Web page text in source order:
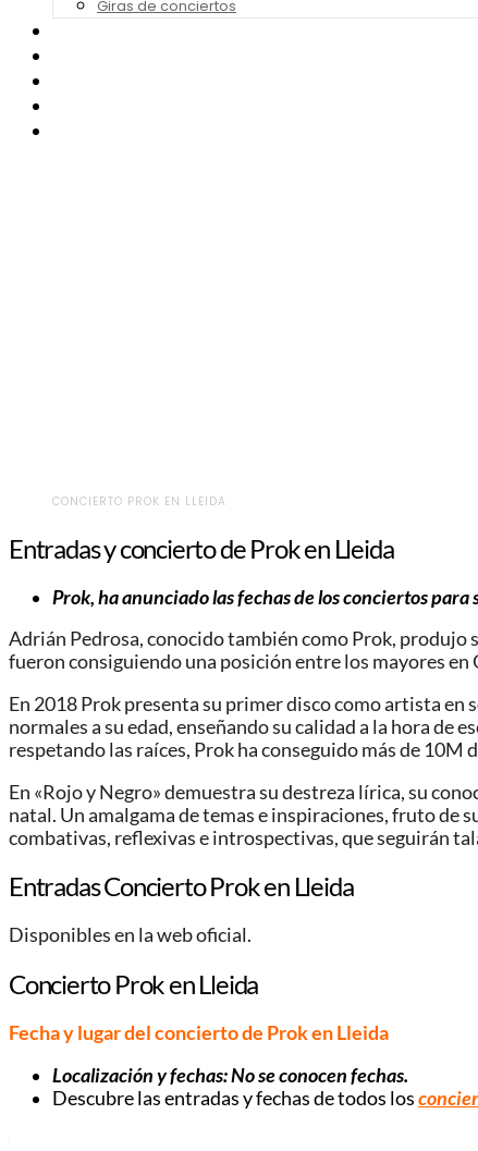
Giras de conciertos
CONCIERTO PROK EN LLEIDA
Entradas y concierto de Prok en Lleida
Prok, ha anunciado las fechas de los conciertos para
Adrián Pedrosa, conocido también como Prok, produjo
fueron consiguiendo una posición entre los mayores en
En 2018 Prok presenta su primer disco como artista
normales a su edad, enseñando su calidad a la hora de
respetando las raíces, Prok ha conseguido más de
En «Rojo y Negro» demuestra su destreza lírica, su
natal. Un amalgama de temas e inspiraciones, fruto de
combativas, reflexivas e introspectivas, que seguirán
Entradas Concierto Prok en Lleida
Disponibles en la web oficial.
Concierto Prok en Lleida
Fecha y lugar del concierto de Prok en Lleida
Localización y fechas: No se conocen fechas.
Descubre las entradas y fechas de todos los